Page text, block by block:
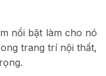
nổi bật làm cho nó
trang trí nội thất,